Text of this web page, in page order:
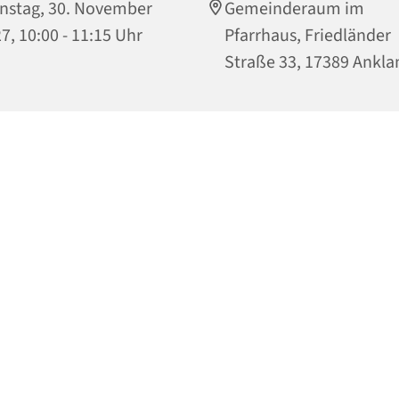
30. November
10:00 - 11:15 Uhr
Gemeinderaum im
Pfarrhaus, Friedländer
Straße 33, 17389